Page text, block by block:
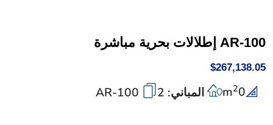
AR-100 إطلالات بحرية مباشرة
$267,138.05
0
m2 المباني: 2